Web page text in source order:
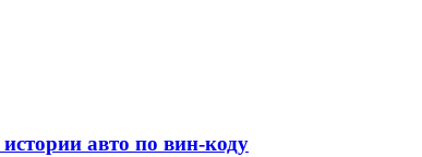
авто по вин-коду